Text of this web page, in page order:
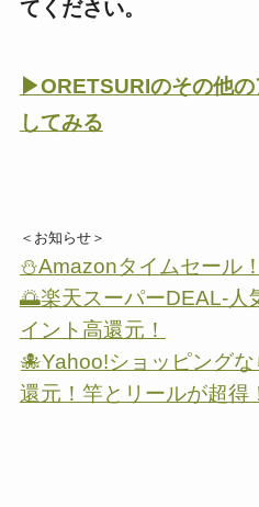
てください。
▶ORETSURIのその他の
してみる
＜お知らせ＞
⛄Amazonタイムセール
🌅楽天スーパーDEAL-人
イント高還元！
🐙Yahoo!ショッピング
還元！竿とリールが超得